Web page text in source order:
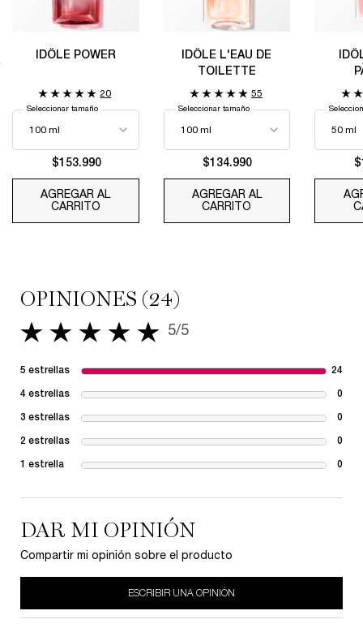
IDÔLE POWER
20
Seleccionar tamaño
$153.990
AGREGAR AL
CARRITO
IDÔLE L'EAU DE
TOILETTE
55
Seleccionar tamaño
$134.990
AGREGAR AL
CARRITO
IDÔLE L'EAU DE
OPINIONES (24)
5 de 5 estrellas. 5/5
5 estrellas 24
4 estrellas 0
3 estrellas 0
2 estrellas 0
1 estrella 0
DAR MI OPINIÓN
Compartir mi opinión sobre el producto
ESCRIBIR UNA OPINIÓN